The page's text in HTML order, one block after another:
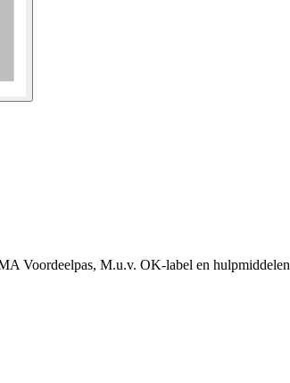
Voordeelpas, M.u.v. OK-label en hulpmiddelen